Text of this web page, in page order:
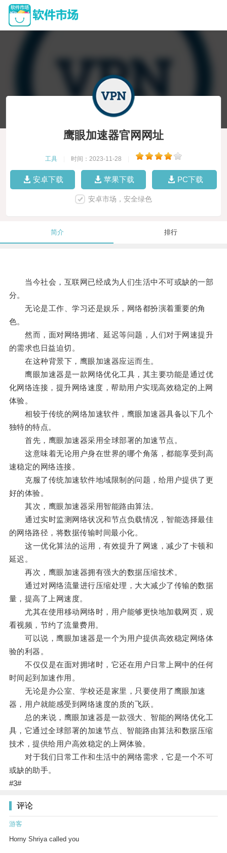
鹰眼加速器官网网址
工具 时间：2023-11-28
安卓下载 苹果下载 PC下载
安卓市场，安全绿色
简介 排行
当今社会，互联网已经成为人们生活中不可或缺的一部
分。
无论是工作、学习还是娱乐，网络都扮演着重要的角
色。
然而，面对网络拥堵、延迟等问题，人们对于网速提升
的需求也日益迫切。
在这种背景下，鹰眼加速器应运而生。
鹰眼加速器是一款网络优化工具，其主要功能是通过优
化网络连接，提升网络速度，帮助用户实现高效稳定的上网
体验。
相较于传统的网络加速软件，鹰眼加速器具备以下几个
独特的特点。
首先，鹰眼加速器采用全球部署的加速节点。
这意味着无论用户身在世界的哪个角落，都能享受到高
速稳定的网络连接。
克服了传统加速软件地域限制的问题，给用户提供了更
好的体验。
其次，鹰眼加速器采用智能路由算法。
通过实时监测网络状况和节点负载情况，智能选择最佳
的网络路径，将数据传输时间最小化。
这一优化算法的运用，有效提升了网速，减少了卡顿和
延迟。
再次，鹰眼加速器拥有强大的数据压缩技术。
通过对网络流量进行压缩处理，大大减少了传输的数据
量，提高了上网速度。
尤其在使用移动网络时，用户能够更快地加载网页，观
看视频，节约了流量费用。
可以说，鹰眼加速器是一个为用户提供高效稳定网络体
验的利器。
不仅仅是在面对拥堵时，它还在用户日常上网中的任何
时间起到加速作用。
无论是办公室、学校还是家里，只要使用了鹰眼加速
器，用户就能感受到网络速度的质的飞跃。
总的来说，鹰眼加速器是一款强大、智能的网络优化工
具，它通过全球部署的加速节点、智能路由算法和数据压缩
技术，提供给用户高效稳定的上网体验。
对于我们日常工作和生活中的网络需求，它是一个不可
或缺的助手。
#3#
评论
游客
Horny Shriya called you